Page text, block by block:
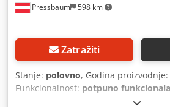
Pressbaum 598 km
Zatražiti
Stanje: polovno, Godina proizvodnje:
Funkcionalnost: potpuno
, Čvrsta livena